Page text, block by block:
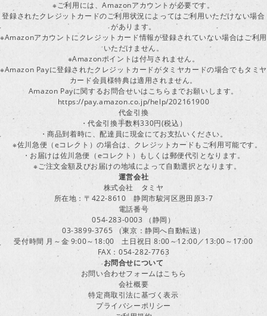
※ご利用には、Amazonアカウントが必要です。
登録されたクレジットカードのご利用状況によってはご利用いただけない場合
があります。
※Amazonアカウントにクレジットカード情報が登録されていない場合はご利用
いただけません。
※Amazonポイントは付与されません。
※Amazon Payに登録されたクレジットカードがタミヤカードの場合でもタミヤ
カード会員様特典は適用されません。
Amazon Payに関するお問合せいはこちらまでお願いします。
https://pay.amazon.co.jp/help/202161900
代金引換
・代金引換手数料330円(税込）
・商品到着時に、配達員に現金にてお支払いください。
※佐川急便（eコレクト）の場合は、クレジットカードもご利用可能です。
・お届けは佐川急便（eコレクト）もしくは郵便代引となります。
※ご注文金額及びお届けの地域によって自動選択となります。
運営会社
株式会社 タミヤ
所在地：〒422-8610 静岡市駿河区恩田原3-7
電話番号
054-283-0003 （静岡）
03-3899-3765 （東京：静岡へ自動転送）
受付時間 月～金 9:00～18:00 土日祝日 8:00～12:00／13:00～17:00
FAX：054-282-7763
お問合せについて
お問い合わせフォームはこちら
会社概要
特定商取引法に基づく表示
プライバシーポリシー